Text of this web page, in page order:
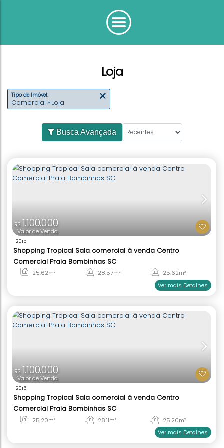
Loja
Tipo de Imóvel:
Busca Avançada
1.100.000
Shopping Tropical Sala comercial à venda Centro
Comercial Praia Bombinhas SC
25